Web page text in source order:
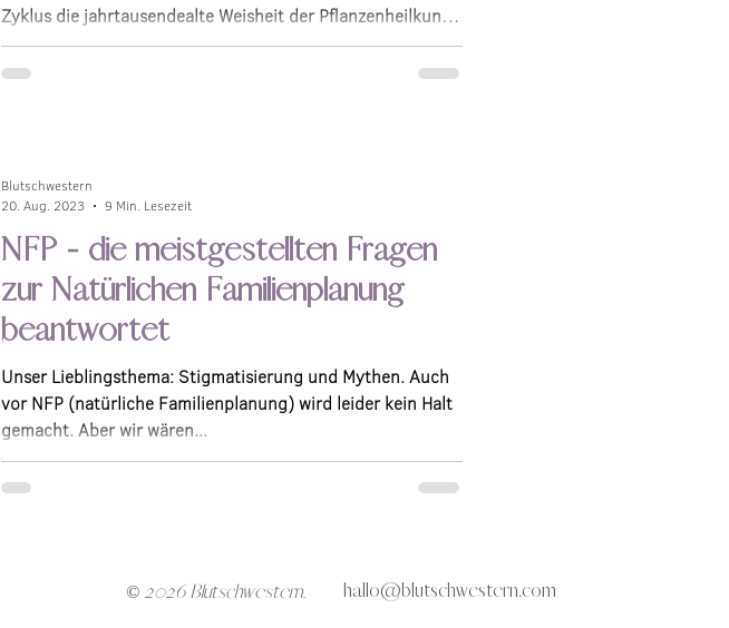
Zyklus die jahrtausendealte Weisheit der Pflanzenheilkunde
wieder. Unsere Großmütter wussten es schon: Die Natur
hält sanfte, aber kraftvolle Helfer bereit, die Dich durch
NFP - die meistgestellten Fragen
zur Natürlichen Familienplanung
beantwortet
Unser Lieblingsthema: Stigmatisierung und Mythen. Auch
vor NFP (natürliche Familienplanung) wird leider kein Halt
gemacht. Aber wir wären...
Blutschwestern
20. Aug. 2023
9 Min. Lesezeit
© 2026 Blutschwestern. hallo@blutschwestern.com